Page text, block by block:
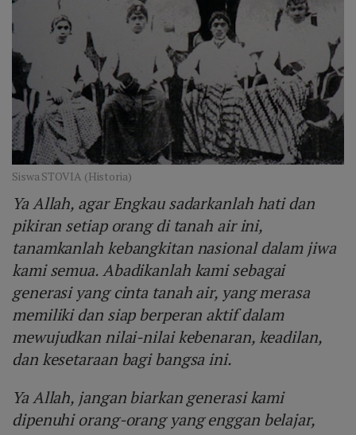
Siswa STOVIA (Historia)
Ya Allah, agar Engkau sadarkanlah hati dan
pikiran setiap orang di tanah air ini,
tanamkanlah kebangkitan nasional dalam jiwa
kami semua. Abadikanlah kami sebagai
generasi yang cinta tanah air, yang merasa
memiliki dan siap berperan aktif dalam
mewujudkan nilai-nilai kebenaran, keadilan,
dan kesetaraan bagi bangsa ini.
Ya Allah, jangan biarkan generasi kami
dipenuhi orang-orang yang enggan belajar,